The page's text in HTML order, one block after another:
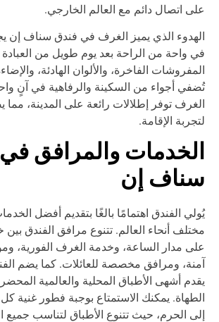
اتصال دائم مع العالم الخارجي.
الذي يميز الغرف في فندق سناف إن يجعلك
واحة من الراحة بعد يوم طويل من العبادة أو
الفاخرة، والألوان الهادئة، والإضاءة
أجواء من السكينة والرفاهية في آنٍ واحد.
توفر إطلالات رائعة على المدينة، مما
الإقامة.
والمرافق في
إن
الفندق اهتمامًا بالغًا بتقديم أفضل الخدمات
أنحاء العالم. تتنوع مرافق الفندق بين
مدار الساعة، وخدمة الغرف الفورية،
ومرافق مخصصة للعائلات. كما يضم الفندق
أشهى الأطباق المحلية والعالمية المحضرة
يمكنك الاستمتاع بوجبة فطور غنية كل
الحرم، حيث تتنوع الأطباق لتناسب جميع